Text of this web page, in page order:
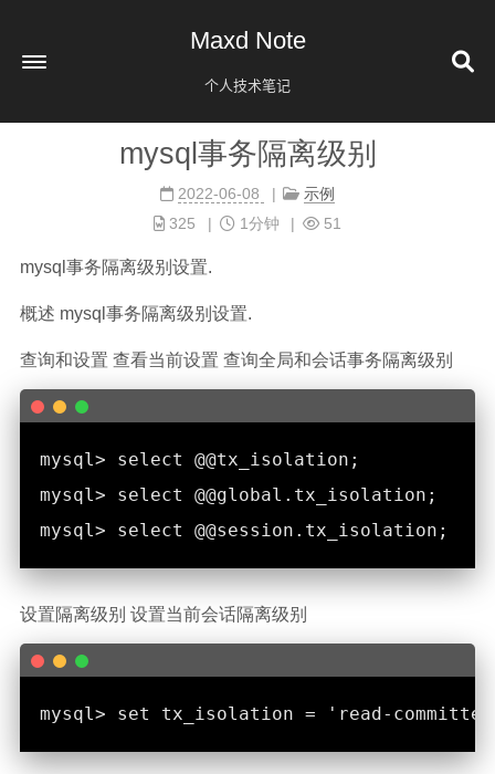
Maxd Note
个人技术笔记
归档
关于
mysql事务隔离级别
2022-06-08
示例
325
1分钟 51
mysql事务隔离级别设置.
概述 mysql事务隔离级别设置.
查询和设置 查看当前设置 查询全局和会话事务隔离级别
设置隔离级别 设置当前会话隔离级别